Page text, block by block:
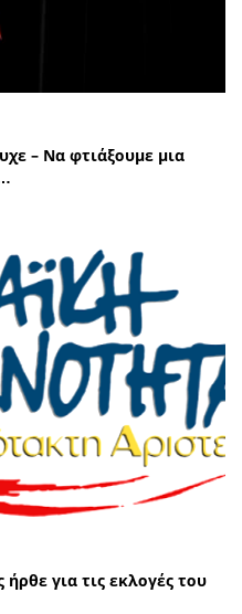
– Να φτιάξουμε μια
για τις εκλογές του